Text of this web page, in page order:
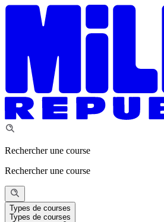
Rechercher une course
Rechercher une course
Types de courses
Types de courses